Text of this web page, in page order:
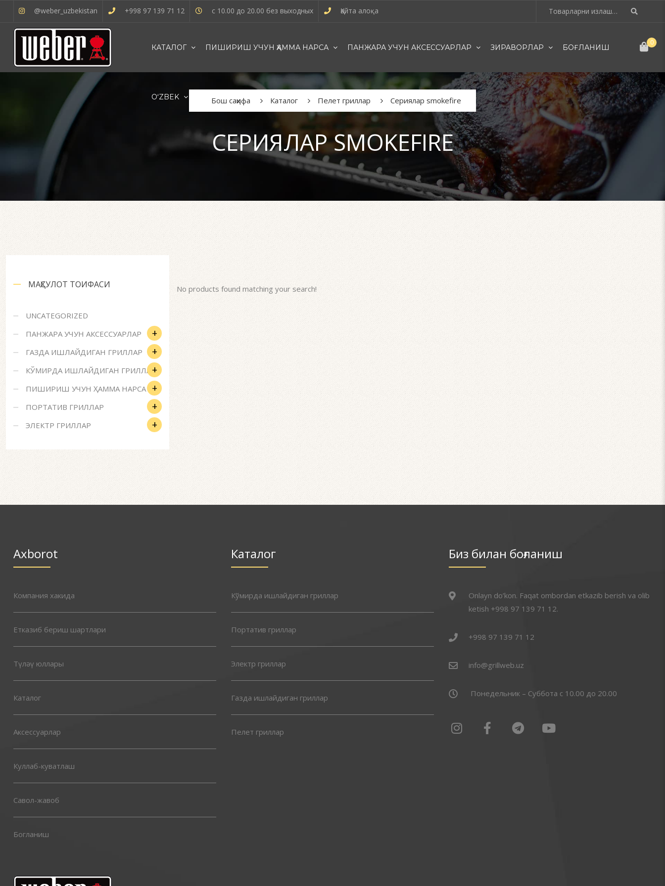
@weber_uzbekistan +998 97 139 71 12 с 10.00 до 20.00 без выходных Қайта алоқа
КАТАЛОГ ПИШИРИШ УЧУН ҲАММА НАРСА ПАНЖАРА УЧУН АКСЕССУАРЛАР ЗИРАВОРЛАР БОҒЛАНИШ
OʻZBEK
0
СЕРИЯЛАР SMOKEFIRE
Бош саҳифа Каталог Пелет гриллар Сериялар smokefire
МАҲСУЛОТ ТОИФАСИ
UNCATEGORIZED
ПАНЖАРА УЧУН АКСЕССУАРЛАР
+
ГАЗДА ИШЛАЙДИГАН ГРИЛЛАР +
КЎМИРДА ИШЛАЙДИГАН ГРИЛЛАР
+
ПИШИРИШ УЧУН ҲАММА НАРСА +
ПОРТАТИВ ГРИЛЛАР +
ЭЛЕКТР ГРИЛЛАР +
No products found matching your search!
Axborot
Компания хакида
Етказиб бериш шартлари
Түләү юллары
Каталог
Аксессуарлар
Куллаб-куватлаш
Савол-жавоб
Богланиш
Каталог
Кўмирда ишлайдиган гриллар
Портатив гриллар
Электр гриллар
Газда ишлайдиган гриллар
Пелет гриллар
Биз билан боғланиш
Onlayn do’kon. Faqat ombordan etkazib berish va olib
ketish +998 97 139 71 12.
+998 97 139 71 12
info@grillweb.uz
Понедельник – Суббота с 10.00 до 20.00